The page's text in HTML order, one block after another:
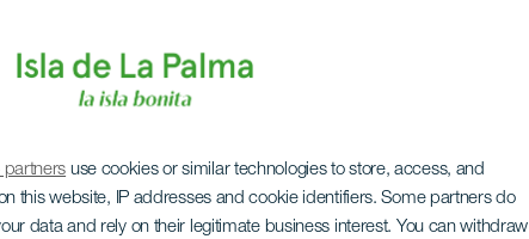
partners use cookies or similar technologies to store, access, and
this website, IP addresses and cookie identifiers. Some partners do
data and rely on their legitimate business interest. You can withdraw